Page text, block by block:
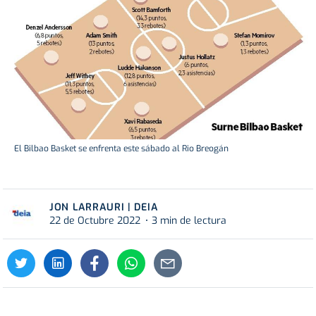
El Bilbao Basket se enfrenta este sábado al Rio Breogán
JON LARRAURI | DEIA
22 de Octubre 2022
3 min de lectura